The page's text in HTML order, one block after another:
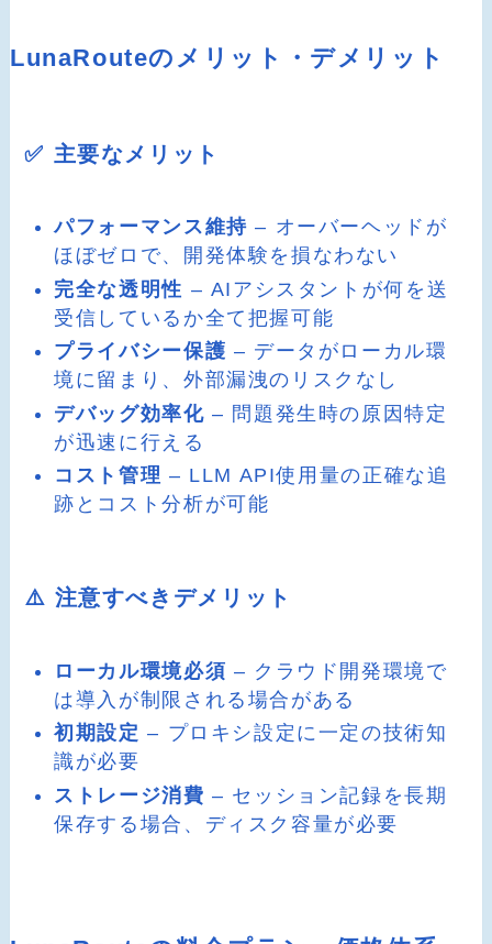
LunaRouteのメリット・デメリット
✅ 主要なメリット
パフォーマンス維持 – オーバーヘッドが
ほぼゼロで、開発体験を損なわない
完全な透明性 – AIアシスタントが何を送
受信しているか全て把握可能
プライバシー保護 – データがローカル環
境に留まり、外部漏洩のリスクなし
デバッグ効率化 – 問題発生時の原因特定
が迅速に行える
コスト管理 – LLM API使用量の正確な追
跡とコスト分析が可能
⚠️ 注意すべきデメリット
ローカル環境必須 – クラウド開発環境で
は導入が制限される場合がある
初期設定 – プロキシ設定に一定の技術知
識が必要
ストレージ消費 – セッション記録を長期
保存する場合、ディスク容量が必要